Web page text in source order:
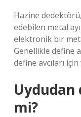
Hazine
edebilen metal
elektronik bir
Genellikle define
define avcıları
mi?